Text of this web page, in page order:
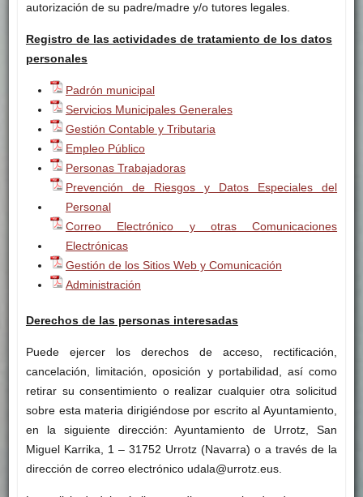
autorización de su padre/madre y/o tutores legales.
Registro de las actividades de tratamiento de los datos
personales
Padrón municipal
Servicios Municipales Generales
Gestión Contable y Tributaria
Empleo Público
Personas Trabajadoras
Prevención de Riesgos y Datos Especiales del
Personal
Correo Electrónico y otras Comunicaciones
Electrónicas
Gestión de los Sitios Web y Comunicación
Administración
Derechos de las personas interesadas
Puede ejercer los derechos de acceso, rectificación,
cancelación, limitación, oposición y portabilidad, así como
retirar su consentimiento o realizar cualquier otra solicitud
sobre esta materia dirigiéndose por escrito al Ayuntamiento,
en la siguiente dirección: Ayuntamiento de Urrotz, San
Miguel Karrika, 1 – 31752 Urrotz (Navarra) o a través de la
dirección de correo electrónico udala@urrotz.eus.